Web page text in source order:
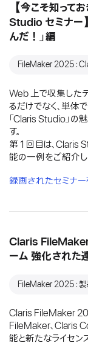
【今こそ知って
Studio セミナー
んだ！」編
FileMaker 2025：
Web 上で収集した
るだけでなく、単体
「Claris Studio」の
す。
第 1 回目は、Claris
能の一例をご紹介し
録画されたセミナー
Claris FileMaker
ーム 強化された
FileMaker 2025：
Claris FileMaker
FileMaker、Claris
能と新たなライセン